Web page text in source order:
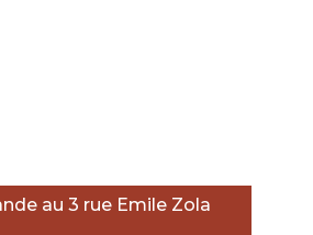
au 3 rue Emile Zola